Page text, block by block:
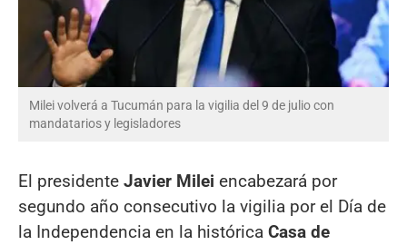
Milei volverá a Tucumán para la vigilia del 9 de julio con
mandatarios y legisladores
El presidente Javier Milei encabezará por
segundo año consecutivo la vigilia por el Día de
la Independencia en la histórica Casa de